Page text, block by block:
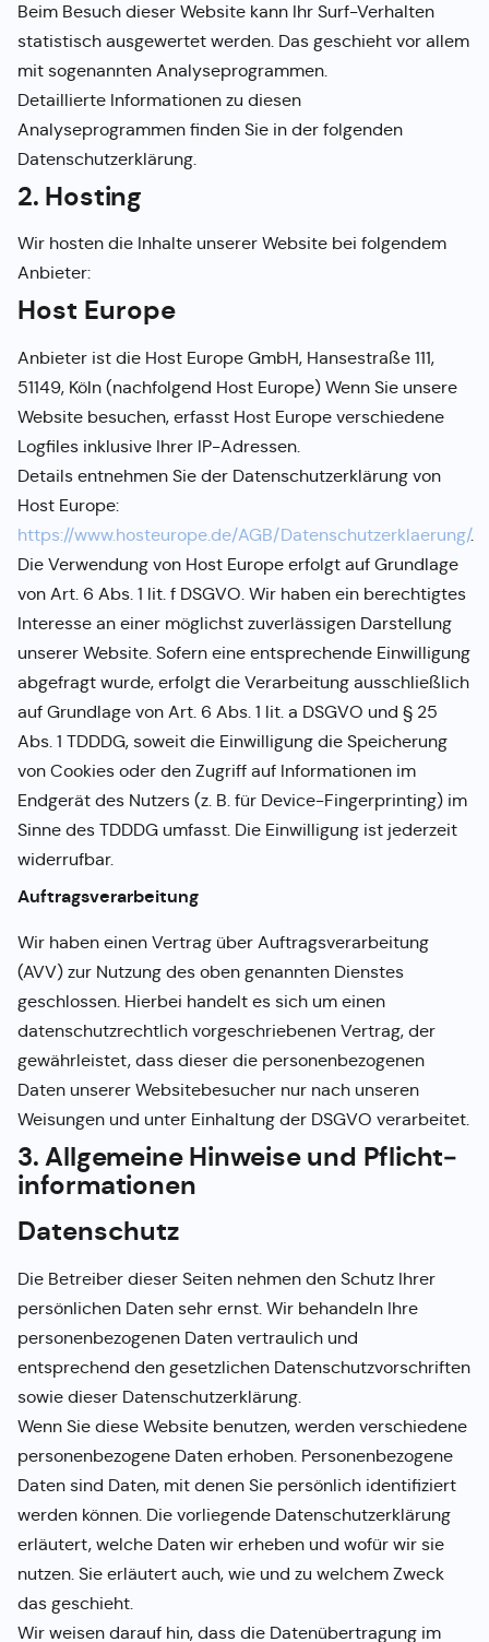
Beim Besuch dieser Website kann Ihr Surf-Verhalten
statistisch ausgewertet werden. Das geschieht vor allem
mit sogenannten Analyseprogrammen.
Detaillierte Informationen zu diesen
Analyseprogrammen finden Sie in der folgenden
Datenschutzerklärung.
2. Hosting
Wir hosten die Inhalte unserer Website bei folgendem
Anbieter:
Host Europe
Anbieter ist die Host Europe GmbH, Hansestraße 111,
51149, Köln (nachfolgend Host Europe) Wenn Sie unsere
Website besuchen, erfasst Host Europe verschiedene
Logfiles inklusive Ihrer IP-Adressen.
Details entnehmen Sie der Datenschutzerklärung von
Host Europe:
https://www.hosteurope.de/AGB/Datenschutzerklaerung/.
Die Verwendung von Host Europe erfolgt auf Grundlage
von Art. 6 Abs. 1 lit. f DSGVO. Wir haben ein berechtigtes
Interesse an einer möglichst zuverlässigen Darstellung
unserer Website. Sofern eine entsprechende Einwilligung
abgefragt wurde, erfolgt die Verarbeitung ausschließlich
auf Grundlage von Art. 6 Abs. 1 lit. a DSGVO und § 25
Abs. 1 TDDDG, soweit die Einwilligung die Speicherung
von Cookies oder den Zugriff auf Informationen im
Endgerät des Nutzers (z. B. für Device-Fingerprinting) im
Sinne des TDDDG umfasst. Die Einwilligung ist jederzeit
widerrufbar.
Auftragsverarbeitung
Wir haben einen Vertrag über Auftragsverarbeitung
(AVV) zur Nutzung des oben genannten Dienstes
geschlossen. Hierbei handelt es sich um einen
datenschutzrechtlich vorgeschriebenen Vertrag, der
gewährleistet, dass dieser die personenbezogenen
Daten unserer Websitebesucher nur nach unseren
Weisungen und unter Einhaltung der DSGVO verarbeitet.
3. Allgemeine Hinweise und Pflicht­
informationen
Datenschutz
Die Betreiber dieser Seiten nehmen den Schutz Ihrer
persönlichen Daten sehr ernst. Wir behandeln Ihre
personenbezogenen Daten vertraulich und
entsprechend den gesetzlichen Datenschutzvorschriften
sowie dieser Datenschutzerklärung.
Wenn Sie diese Website benutzen, werden verschiedene
personenbezogene Daten erhoben. Personenbezogene
Daten sind Daten, mit denen Sie persönlich identifiziert
werden können. Die vorliegende Datenschutzerklärung
erläutert, welche Daten wir erheben und wofür wir sie
nutzen. Sie erläutert auch, wie und zu welchem Zweck
das geschieht.
Wir weisen darauf hin, dass die Datenübertragung im